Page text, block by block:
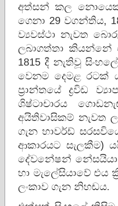
අත්සන් කල නොයෙක්
ගෙනා 29 වගන්තිය,
ව්‍යවස්ථා නැවත
ලබාගත්තා කියන්නේ
1815 දී නැතිවූ
වෙනම දෙමළ රටක්
ප්‍රාන්තයේ ද්‍රවිඩ
ශිෂ්ටාචාරය
අයිතිවාසිකම් නැවත
ගැන හාව‌ර්ඩ්
ආකාරයට සැලකීම)
දේවනේෂන් නේසයියා
හා මැලේසියාවේ
ලංකාව ගැන නිහඬය.